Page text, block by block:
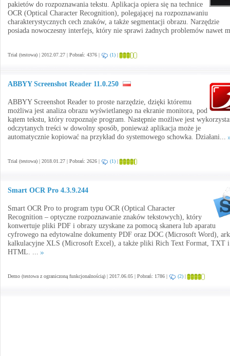
pakietów do rozpoznawania tekstu. Aplikacja opiera się na technice
OCR (Optical Character Recognition), polegającej na rozpoznawaniu
charakterystycznych cech znaków, a także segmentacji obrazu. Narzędzie
posiada nowoczesny interfejs, który nie sprawi żadnych problemów nawet
Trial (testowa) | 2012.07.27 | Pobrań: 4376 | (1) |
ABBYY Screenshot Reader 11.0.250
ABBYY Screenshot Reader to proste narzędzie, dzięki któremu
możliwa jest analiza obrazu wyświetlanego na ekranie monitora, pod
kątem tekstu, który rozpoznaje program. Następnie możliwe jest
odczytanych treści w dowolny sposób, ponieważ aplikacja może je
automatycznie kopiować na przykład do systemowego schowka. Działani...
Trial (testowa) | 2018.01.27 | Pobrań: 2626 | (1) |
Smart OCR Pro 4.3.9.244
Smart OCR Pro to program typu OCR (Optical Character
Recognition – optyczne rozpoznawanie znaków tekstowych), który
konwertuje pliki PDF i obrazy uzyskane za pomocą skanera lub aparatu
cyfrowego na edytowalne dokumenty PDF oraz DOC (Microsoft Word),
kalkulacyjne XLS (Microsoft Excel), a także pliki Rich Text Format, TXT i
HTML. ...
Demo (testowa z ograniczoną funkcjonalnością) | 2017.06.05 | Pobrań: 1786 | (2) |